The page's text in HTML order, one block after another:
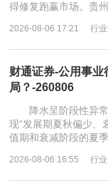
得修复跑赢市场。贵
2026-08-06 17:21 行
财通证券-公用事
局？-260806
降水呈阶段性异常
现“发展期夏秋偏少、
值期和衰减阶段的夏
2026-08-06 16:55 行